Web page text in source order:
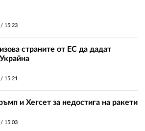
/ 15:23
страните от ЕС да дадат
/ 15:21
и Хегсет за недостига на ракети
/ 15:03